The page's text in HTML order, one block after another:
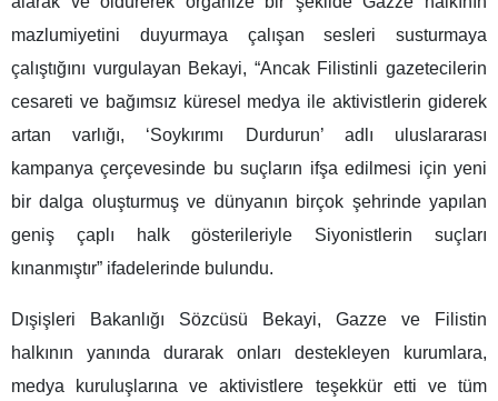
mazlumiyetini duyurmaya çalışan sesleri susturmaya
çalıştığını vurgulayan Bekayi, “Ancak Filistinli gazetecilerin
cesareti ve bağımsız küresel medya ile aktivistlerin giderek
artan varlığı, ‘Soykırımı Durdurun’ adlı uluslararası
kampanya çerçevesinde bu suçların ifşa edilmesi için yeni
bir dalga oluşturmuş ve dünyanın birçok şehrinde yapılan
geniş çaplı halk gösterileriyle Siyonistlerin suçları
kınanmıştır” ifadelerinde bulundu.
Dışişleri Bakanlığı Sözcüsü Bekayi, Gazze ve Filistin
halkının yanında durarak onları destekleyen kurumlara,
medya kuruluşlarına ve aktivistlere teşekkür etti ve tüm